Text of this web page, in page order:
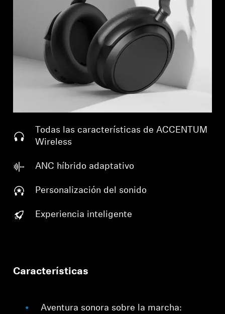
Todas las características de ACCENTUM
Wireless
ANC híbrido adaptativo
Personalización del sonido
Experiencia inteligente
Características
Aventura sonora sobre la marcha: